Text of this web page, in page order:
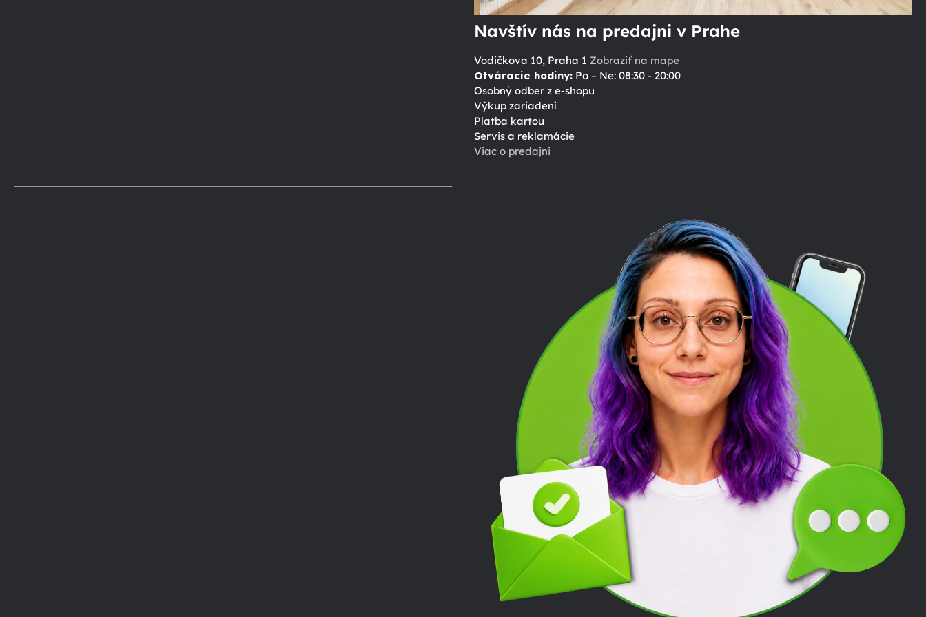
Navštív nás na predajni v Prahe
Vodičkova 10, Praha 1 Zobraziť na mape
Otváracie hodiny:Po – Ne: 08:30 - 20:00
Osobný odber z e-shopu
Výkup zariadení
Platba kartou
Servis a reklamácie
Viac o predajni